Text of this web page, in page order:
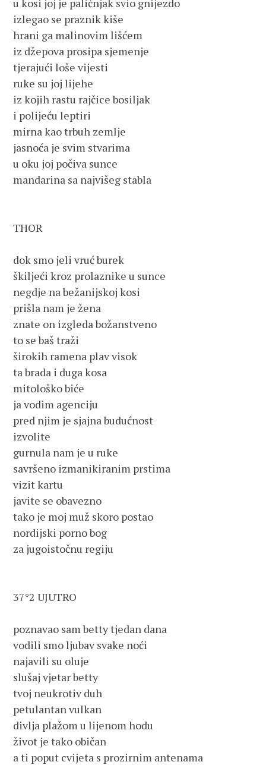
u kosi joj je paličnjak svio gnijezdo
izlegao se praznik kiše
hrani ga malinovim lišćem
iz džepova prosipa sjemenje
tjerajući loše vijesti
ruke su joj lijehe
iz kojih rastu rajčice bosiljak
i polijeću leptiri
mirna kao trbuh zemlje
jasnoća je svim stvarima
u oku joj počiva sunce
mandarina sa najvišeg stabla
THOR
dok smo jeli vruć burek
škiljeći kroz prolaznike u sunce
negdje na bežanijskoj kosi
prišla nam je žena
znate on izgleda božanstveno
to se baš traži
širokih ramena plav visok
ta brada i duga kosa
mitološko biće
ja vodim agenciju
pred njim je sjajna budućnost
izvolite
gurnula nam je u ruke
savršeno izmanikiranim prstima
vizit kartu
javite se obavezno
tako je moj muž skoro postao
nordijski porno bog
za jugoistočnu regiju
37°2 UJUTRO
poznavao sam betty tjedan dana
vodili smo ljubav svake noći
najavili su oluje
slušaj vjetar betty
tvoj neukrotiv duh
petulantan vulkan
divlja plažom u lijenom hodu
život je tako običan
a ti poput cvijeta s prozirnim antenama